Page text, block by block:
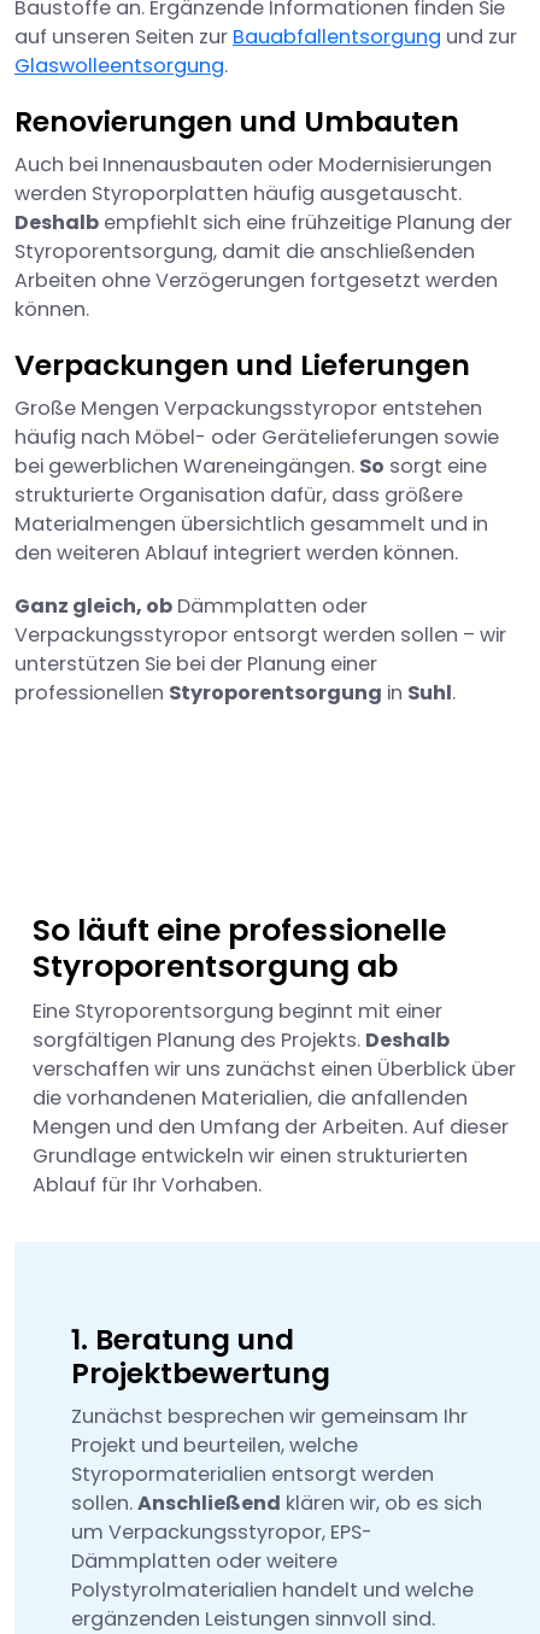
Baustoffe an. Ergänzende Informationen finden Sie
auf unseren Seiten zur Bauabfallentsorgung und zur
Glaswolleentsorgung.
Renovierungen und Umbauten
Auch bei Innenausbauten oder Modernisierungen
werden Styroporplatten häufig ausgetauscht.
Deshalb empfiehlt sich eine frühzeitige Planung der
Styroporentsorgung, damit die anschließenden
Arbeiten ohne Verzögerungen fortgesetzt werden
können.
Verpackungen und Lieferungen
Große Mengen Verpackungsstyropor entstehen
häufig nach Möbel- oder Gerätelieferungen sowie
bei gewerblichen Wareneingängen. So sorgt eine
strukturierte Organisation dafür, dass größere
Materialmengen übersichtlich gesammelt und in
den weiteren Ablauf integriert werden können.
Ganz gleich, ob Dämmplatten oder
Verpackungsstyropor entsorgt werden sollen – wir
unterstützen Sie bei der Planung einer
professionellen Styroporentsorgung in Suhl.
So läuft eine professionelle
Styroporentsorgung ab
Eine Styroporentsorgung beginnt mit einer
sorgfältigen Planung des Projekts. Deshalb
verschaffen wir uns zunächst einen Überblick über
die vorhandenen Materialien, die anfallenden
Mengen und den Umfang der Arbeiten. Auf dieser
Grundlage entwickeln wir einen strukturierten
Ablauf für Ihr Vorhaben.
1. Beratung und
Projektbewertung
Zunächst besprechen wir gemeinsam Ihr
Projekt und beurteilen, welche
Styropormaterialien entsorgt werden
sollen.Anschließend klären wir, ob es sich
um Verpackungsstyropor, EPS-
Dämmplatten oder weitere
Polystyrolmaterialien handelt und welche
ergänzenden Leistungen sinnvoll sind.